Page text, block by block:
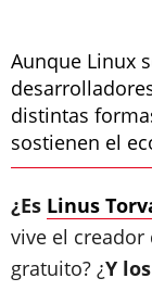
Aunque Linux
distintas
sostienen el
¿Es Linus
vive el creador
gratuito? ¿Y